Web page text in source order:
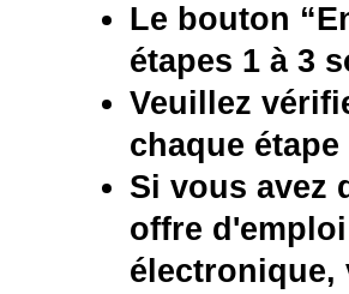
Le bouton
étapes 1 à 3
Veuillez
chaque
Si vous avez
offre
électronique,